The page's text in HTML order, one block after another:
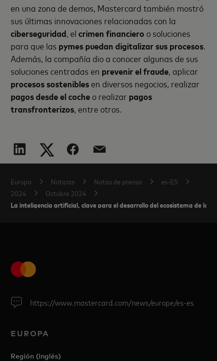
en una zona de demos, Mastercard también mostró
sus últimas innovaciones relacionadas con la
ciberseguridad, elcrimen financiero o soluciones
para que las pymes puedan digitalizar sus procesos.
Además, la compañía dio a conocer algunas de sus
soluciones centradas en prevenir el fraude, aplicar
procesos sosteniblesen diversos negocios, realizar
pagos desde el cocheo realizar pagos
transfronterizos, entre otros.
Europa Noticias Notas de prensa
es-ES
2024
Octubre 2024
La inteligencia artificial, clave para el desarrollo del ecosistema de los
https://www.mastercard.com/news/europe/es-es
EUROPA
Región (inglés)